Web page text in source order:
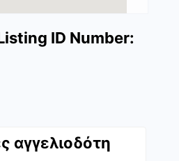
ID Number:
αγγελιοδότη